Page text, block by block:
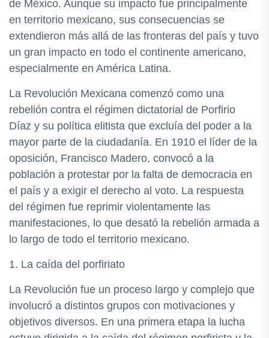
de México. Aunque su impacto fue principalmente
en territorio mexicano, sus consecuencias se
extendieron más allá de las fronteras del país y tuvo
un gran impacto en todo el continente americano,
especialmente en América Latina.
La Revolución Mexicana comenzó como una
rebelión contra el régimen dictatorial de Porfirio
Díaz y su política elitista que excluía del poder a la
mayor parte de la ciudadanía. En 1910 el líder de la
oposición, Francisco Madero, convocó a la
población a protestar por la falta de democracia en
el país y a exigir el derecho al voto. La respuesta
del régimen fue reprimir violentamente las
manifestaciones, lo que desató la rebelión armada a
lo largo de todo el territorio mexicano.
1. La caída del porfiriato
La Revolución fue un proceso largo y complejo que
involucró a distintos grupos con motivaciones y
objetivos diversos. En una primera etapa la lucha